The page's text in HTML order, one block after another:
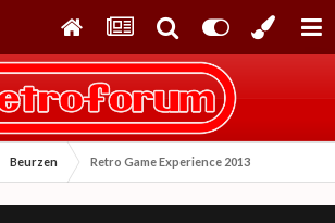
Beurzen Retro Game Experience 2013